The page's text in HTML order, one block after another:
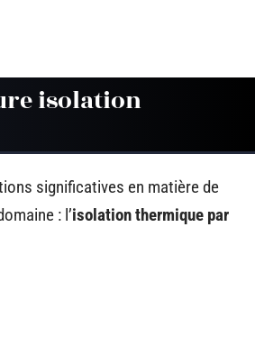
isolation
significatives en matière de
: l’isolation thermique par